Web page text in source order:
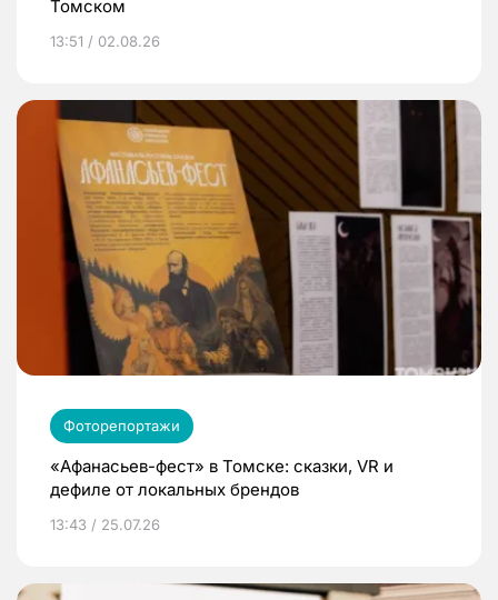
Томском
13:51 / 02.08.26
Фоторепортажи
«Афанасьев-фест» в Томске: сказки, VR и
дефиле от локальных брендов
13:43 / 25.07.26